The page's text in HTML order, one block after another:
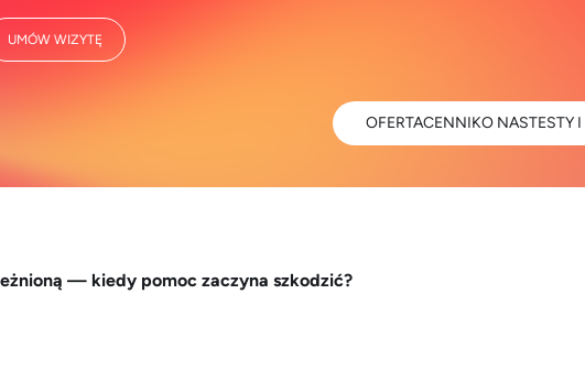
— kiedy pomoc zaczyna szkodzić?
UMÓW WIZYTĘ
OFERTACENNIKO NASTESTY